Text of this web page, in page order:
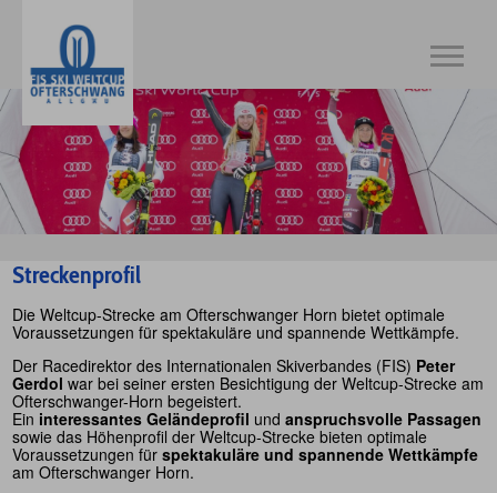
Streckenprofil
Die Weltcup-Strecke am Ofterschwanger Horn bietet optimale
Voraussetzungen für spektakuläre und spannende Wettkämpfe.
Der Racedirektor des Internationalen Skiverbandes (FIS) Peter
Gerdol war bei seiner ersten Besichtigung der Weltcup-Strecke am
Ofterschwanger-Horn begeistert.
Ein interessantes Geländeprofil undanspruchsvolle Passagen
sowie das Höhenprofil der Weltcup-Strecke bieten optimale
Voraussetzungen fürspektakuläre und spannende Wettkämpfe
am Ofterschwanger Horn.